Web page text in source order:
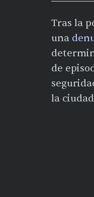
Tras la
una
de
la